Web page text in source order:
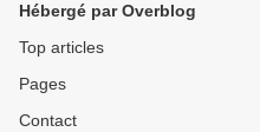
Hébergé par Overblog
Top articles
Pages
Contact